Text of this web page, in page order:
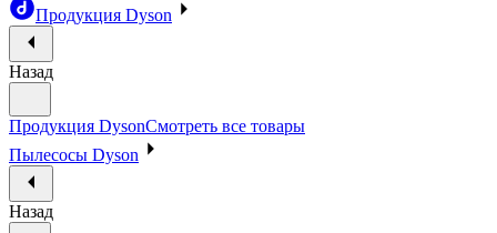
Продукция Dyson
Назад
Продукция DysonСмотреть все товары
Пылесосы Dyson
Назад